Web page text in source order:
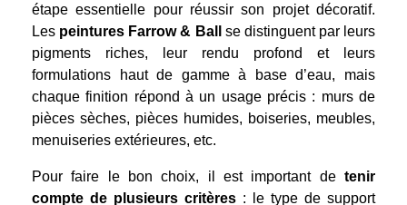
étape essentielle pour réussir son projet décoratif.
Les peintures Farrow & Ball
se distinguent par leurs
pigments riches, leur rendu profond et leurs
formulations haut de gamme à base d’eau, mais
chaque finition répond à un usage précis : murs de
pièces sèches, pièces humides, boiseries, meubles,
menuiseries extérieures, etc.
Pour faire le bon choix, il est important de tenir
compte de plusieurs critères : le type de support